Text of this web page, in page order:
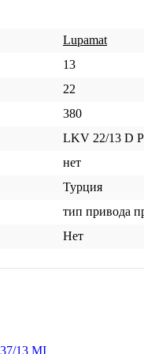
Lupamat
13
22
380
LKV 22/13 D
нет
Турция
тип привода
Нет